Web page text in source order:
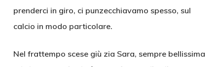
prenderci in giro, ci punzecchiavamo spesso, sul
calcio in modo particolare.
Nel frattempo scese giù zia Sara, sempre bellissima